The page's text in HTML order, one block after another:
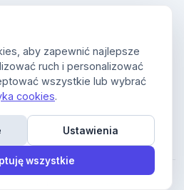
aby zapewnić najlepsze
ruch i personalizować
wszystkie lub wybrać
cookies.
Ustawienia
wszystkie